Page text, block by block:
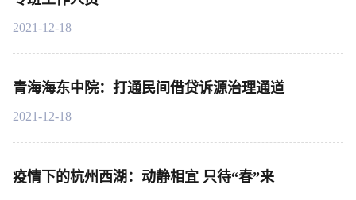
2021-12-18
青海海东中院：打通民间借贷诉源治理通道
2021-12-18
疫情下的杭州西湖：动静相宜 只待“春”来